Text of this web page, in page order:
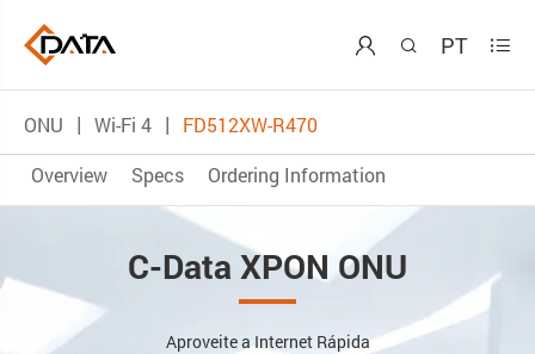
  PT 
ONU Wi-Fi 4
FD512XW-R470
Overview
Specs Ordering Information
C-Data XPON ONU
Aproveite a Internet Rápida